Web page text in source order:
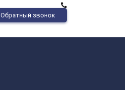
Обратный звонок